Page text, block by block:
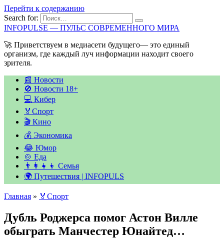
Перейти к содержанию
Search for:
INFOPULSE — ПУЛЬС СОВРЕМЕННОГО МИРА
🚀 Приветствуем в медиасети будущего— это единый
организм, где каждый луч информации находит своего
зрителя.
📰 Новости
🚫 Новости 18+
💻 Кибер
🏅Спорт
🎬 Кино
💰 Экономика
😂 Юмор
🍲 Еда
👨‍👩‍👧‍👦 Семья
🌍 Путешествия | INFOPULS
Главная » 🏅Спорт
Дубль Роджерса помог Астон Вилле
обыграть Манчестер Юнайтед…